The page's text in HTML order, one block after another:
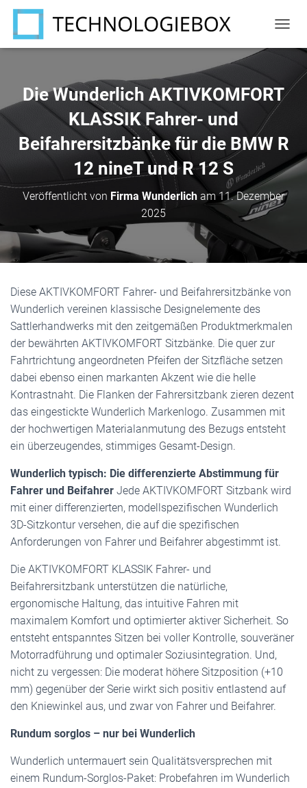
A
G
A
O
N
U
M
S
C
Die Wunderlich AKTIVKOMFORT
KLASSIK Fahrer- und
Beifahrersitzbänke für die BMW R
12 nineT und R 12 S
Veröffentlicht von Firma Wunderlich am 11. Dezember
2025
Diese AKTIVKOMFORT Fahrer- und Beifahrersitzbänke von
Wunderlich vereinen klassische Designelemente des
Sattlerhandwerks mit den zeitgemäßen Produktmerkmalen
der bewährten AKTIVKOMFORT Sitzbänke. Die quer zur
Fahrtrichtung angeordneten Pfeifen der Sitzfläche setzen
dabei ebenso einen markanten Akzent wie die helle
Kontrastnaht. Die Flanken der Fahrersitzbank zieren dezent
das eingestickte Wunderlich Markenlogo. Zusammen mit
der hochwertigen Materialanmutung des Bezugs entsteht
ein überzeugendes, stimmiges Gesamt-Design.
Wunderlich typisch: Die differenzierte Abstimmung für
Fahrer und Beifahrer Jede AKTIVKOMFORT Sitzbank wird
mit einer differenzierten, modellspezifischen Wunderlich
3D-Sitzkontur versehen, die auf die spezifischen
Anforderungen von Fahrer und Beifahrer abgestimmt ist.
Die AKTIVKOMFORT KLASSIK Fahrer- und
Beifahrersitzbank unterstützen die natürliche,
ergonomische Haltung, das intuitive Fahren mit
maximalem Komfort und optimierter aktiver Sicherheit. So
entsteht entspanntes Sitzen bei voller Kontrolle, souveräner
Motorradführung und optimaler Soziusintegration. Und,
nicht zu vergessen: Die moderat höhere Sitzposition (+10
mm) gegenüber der Serie wirkt sich positiv entlastend auf
den Kniewinkel aus, und zwar von Fahrer und Beifahrer.
Rundum sorglos – nur bei Wunderlich
Wunderlich untermauert sein Qualitätsversprechen mit
einem Rundum-Sorglos-Paket: Probefahren im Wunderlich